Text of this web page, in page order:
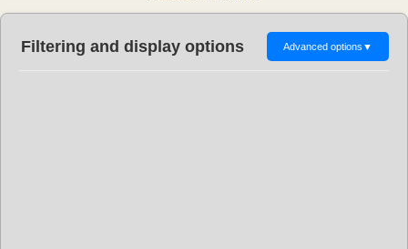
Filtering and display options Advanced options ▼